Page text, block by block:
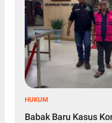
HUKUM
Babak Baru Kasus